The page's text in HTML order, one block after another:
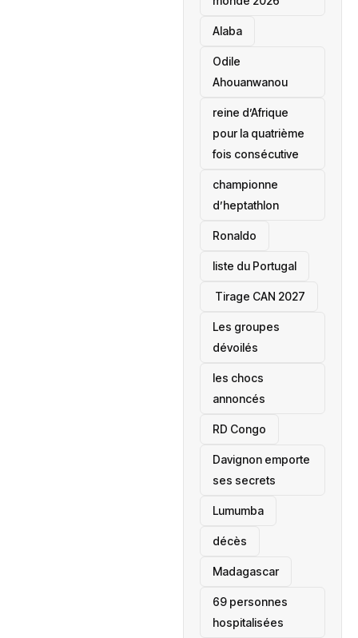
Alaba
Odile
Ahouanwanou
reine d’Afrique
pour la quatrième
fois consécutive
championne
d’heptathlon
Ronaldo
liste du Portugal
‎ Tirage CAN 2027
Les groupes
dévoilés
les chocs
annoncés
‎RD Congo
Davignon emporte
ses secrets
Lumumba
décès
‎Madagascar
69 personnes
hospitalisées